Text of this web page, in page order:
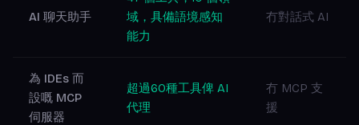
AI 聊天助手
域，具備語境感知
能力
冇對話式 AI
為 IDEs 而
設嘅 MCP
伺服器
超過60種工具俾 AI
代理
冇 MCP 支
援